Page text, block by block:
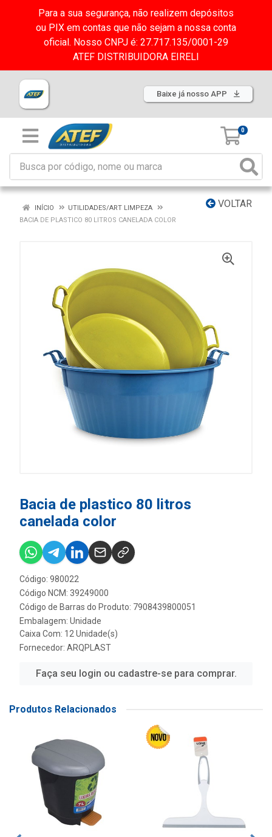
Para a sua segurança, não realizem depósitos
ou PIX em contas que não sejam a nossa conta
oficial. Nosso CNPJ é: 27.717.135/0001-29
ATEF DISTRIBUIDORA EIRELI
Baixe já nosso APP
0
VOLTAR
INÍCIO
UTILIDADES/ART LIMPEZA
BACIA DE PLASTICO 80 LITROS CANELADA COLOR
Bacia de plastico 80 litros
canelada color
Código: 980022
Código NCM: 39249000
Código de Barras do Produto: 7908439800051
Embalagem: Unidade
Caixa Com: 12 Unidade(s)
Fornecedor: ARQPLAST
Faça seu login ou cadastre-se para comprar.
Produtos Relacionados